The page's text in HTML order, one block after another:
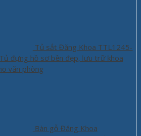
Tủ sắt Đăng Khoa TTL1245-
đựng hồ sơ bền đẹp, lưu trữ khoa
văn phòng
Bàn gỗ Đăng Khoa